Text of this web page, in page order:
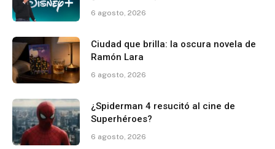
6 agosto, 2026
Ciudad que brilla: la oscura novela de
Ramón Lara
6 agosto, 2026
¿Spiderman 4 resucitó al cine de
Superhéroes?
6 agosto, 2026